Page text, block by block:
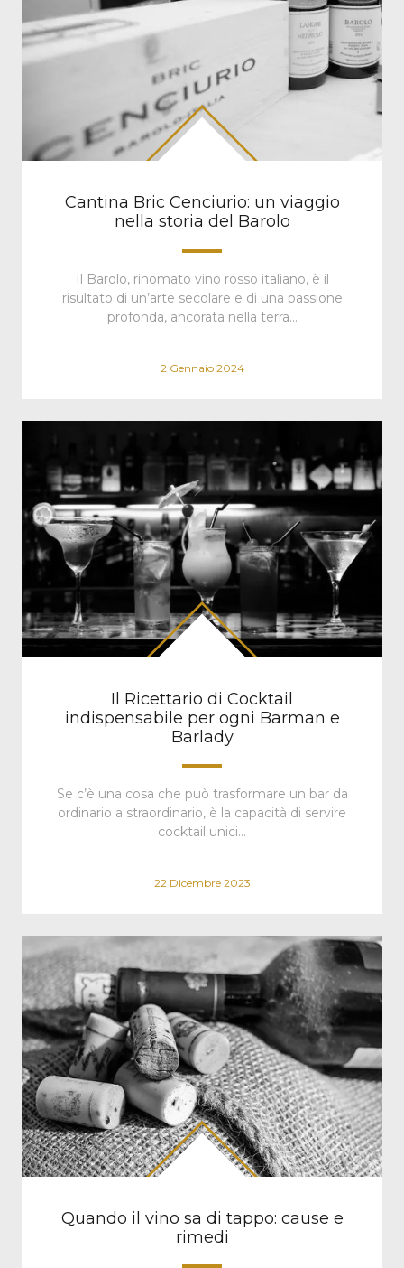
Cantina Bric Cenciurio: un viaggio
nella storia del Barolo
Il Barolo, rinomato vino rosso italiano, è il
risultato di un’arte secolare e di una passione
profonda, ancorata nella terra…
2 Gennaio 2024
Il Ricettario di Cocktail
indispensabile per ogni Barman e
Barlady
Se c’è una cosa che può trasformare un bar da
ordinario a straordinario, è la capacità di servire
cocktail unici…
22 Dicembre 2023
Quando il vino sa di tappo: cause e
rimedi